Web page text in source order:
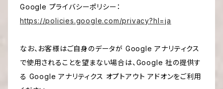
Google プライバシーポリシー：
https://policies.google.com/privacy?hl=ja
なお、お客様はご自身のデータが Google アナリティクス
で使用されることを望まない場合は、Google 社の提供す
る Google アナリティクス オプトアウト アドオンをご利用